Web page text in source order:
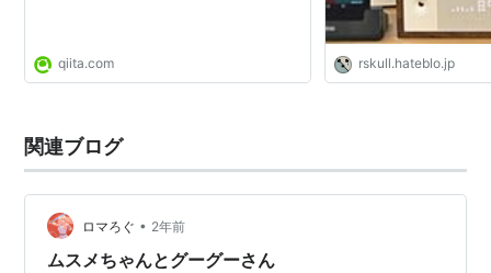
qiita.com rskull.hateblo.jp
関連ブログ
ロマろぐ • 2年前
ムスメちゃんとグーグーさん